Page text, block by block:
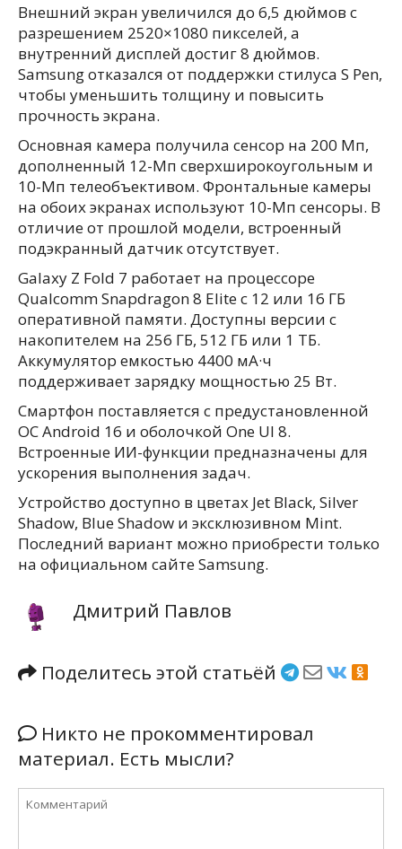
Внешний экран увеличился до 6,5 дюймов с
разрешением 2520×1080 пикселей, а
внутренний дисплей достиг 8 дюймов.
Samsung отказался от поддержки стилуса S Pen,
чтобы уменьшить толщину и повысить
прочность экрана.
Основная камера получила сенсор на 200 Мп,
дополненный 12-Мп сверхширокоугольным и
10-Мп телеобъективом. Фронтальные камеры
на обоих экранах используют 10-Мп сенсоры. В
отличие от прошлой модели, встроенный
подэкранный датчик отсутствует.
Galaxy Z Fold 7 работает на процессоре
Qualcomm Snapdragon 8 Elite с 12 или 16 ГБ
оперативной памяти. Доступны версии с
накопителем на 256 ГБ, 512 ГБ или 1 ТБ.
Аккумулятор емкостью 4400 мА·ч
поддерживает зарядку мощностью 25 Вт.
Смартфон поставляется с предустановленной
ОС Android 16 и оболочкой One UI 8.
Встроенные ИИ-функции предназначены для
ускорения выполнения задач.
Устройство доступно в цветах Jet Black, Silver
Shadow, Blue Shadow и эксклюзивном Mint.
Последний вариант можно приобрести только
на официальном сайте Samsung.
Дмитрий Павлов
Поделитесь этой статьёй
Никто не прокомментировал
материал. Есть мысли?